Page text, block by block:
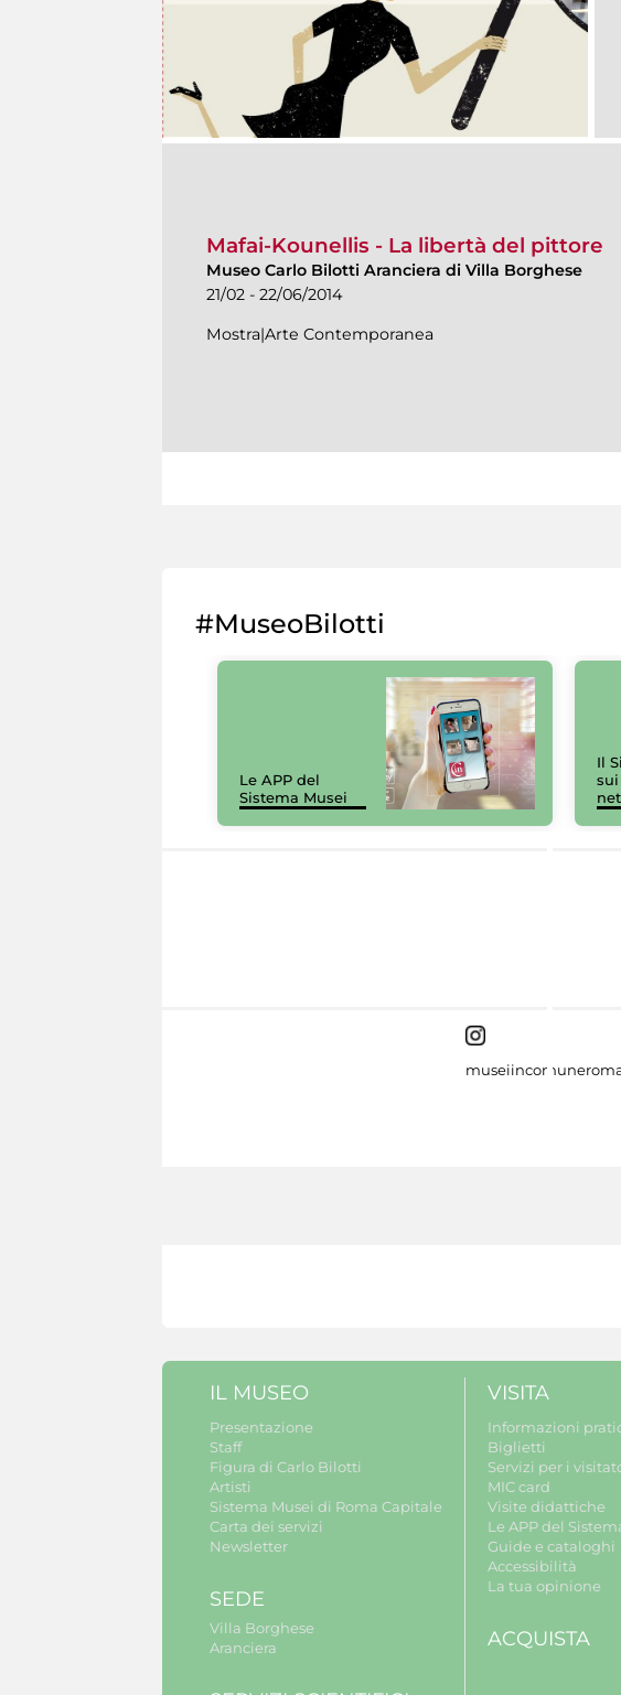
Mafai-Kounellis - La libertà del pittore
Museo Carlo Bilotti Aranciera di Villa Borghese
21/02 - 22/06/2014
Mostra|Arte Contemporanea
#MuseoBilotti
Le APP del
Sistema Musei
Il
sui
IL MUSEO
Presentazione
Staff
Figura di Carlo Bilotti
Artisti
Sistema Musei di Roma Capitale
Carta dei servizi
Newsletter
SEDE
Villa Borghese
Aranciera
VISITA
Informazioni
Biglietti
Servizi per i
MIC card
Visite didattiche
Le APP del
Guide e cataloghi
Accessibilità
La tua opinione
ACQUISTA